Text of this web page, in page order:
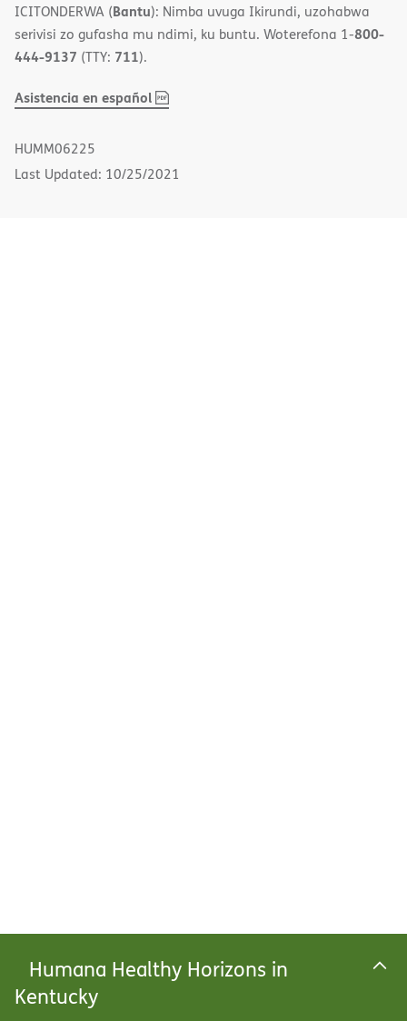
Humana Healthy Horizons in
Kentucky
ICITONDERWA (Bantu): Nimba uvuga Ikirundi, uzohabwa
serivisi zo gufasha mu ndimi, ku buntu. Woterefona 1-800-
444-9137 (TTY: 711).
Asistencia en español,
(opens
HUMM06225
Last Updated: 10/25/2021